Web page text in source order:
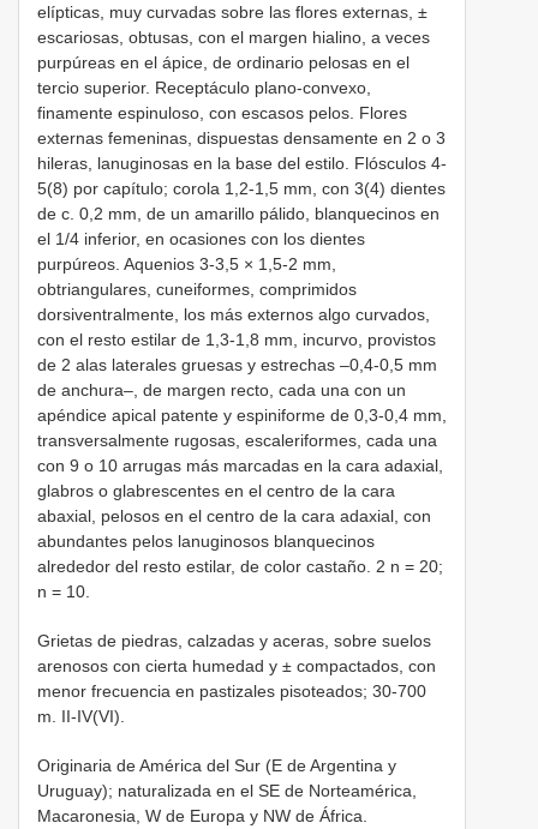
elípticas, muy curvadas sobre las flores externas, ±
escariosas, obtusas, con el margen hialino, a veces
purpúreas en el ápice, de ordinario pelosas en el
tercio superior. Receptáculo plano-convexo,
finamente espinuloso, con escasos pelos. Flores
externas femeninas, dispuestas densamente en 2 o 3
hileras, lanuginosas en la base del estilo. Flósculos 4-
5(8) por capítulo; corola 1,2-1,5 mm, con 3(4) dientes
de c. 0,2 mm, de un amarillo pálido, blanquecinos en
el 1/4 inferior, en ocasiones con los dientes
purpúreos. Aquenios 3-3,5 × 1,5-2 mm,
obtriangulares, cuneiformes, comprimidos
dorsiventralmente, los más externos algo curvados,
con el resto estilar de 1,3-1,8 mm, incurvo, provistos
de 2 alas laterales gruesas y estrechas –0,4-0,5 mm
de anchura–, de margen recto, cada una con un
apéndice apical patente y espiniforme de 0,3-0,4 mm,
transversalmente rugosas, escaleriformes, cada una
con 9 o 10 arrugas más marcadas en la cara adaxial,
glabros o glabrescentes en el centro de la cara
abaxial, pelosos en el centro de la cara adaxial, con
abundantes pelos lanuginosos blanquecinos
alrededor del resto estilar, de color castaño. 2 n = 20;
n = 10.
Grietas de piedras, calzadas y aceras, sobre suelos
arenosos con cierta humedad y ± compactados, con
menor frecuencia en pastizales pisoteados; 30-700
m. II-IV(VI).
Originaria de América del Sur (E de Argentina y
Uruguay); naturalizada en el SE de Norteamérica,
Macaronesia, W de Europa y NW de África.